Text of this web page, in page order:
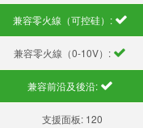
兼容零火線（可控硅）:
兼容零火線（0-10V）:
兼容前沿及後沿:
支援面板: 120